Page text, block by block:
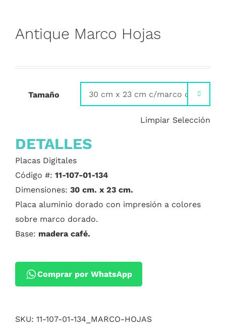
Antique Marco Hojas
Tamaño 
Limpiar Selección
DETALLES
Placas Digitales
Código #: 11-107-01-134
Dimensiones: 30 cm. x 23 cm.
Placa aluminio dorado con impresión a colores
sobre marco dorado.
Base: madera café.
Comprar por WhatsApp
SKU: 11-107-01-134_MARCO-HOJAS